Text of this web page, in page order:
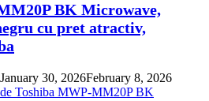
BK Microwave,
cu pret atractiv,
January 30, 2026February 8, 2026